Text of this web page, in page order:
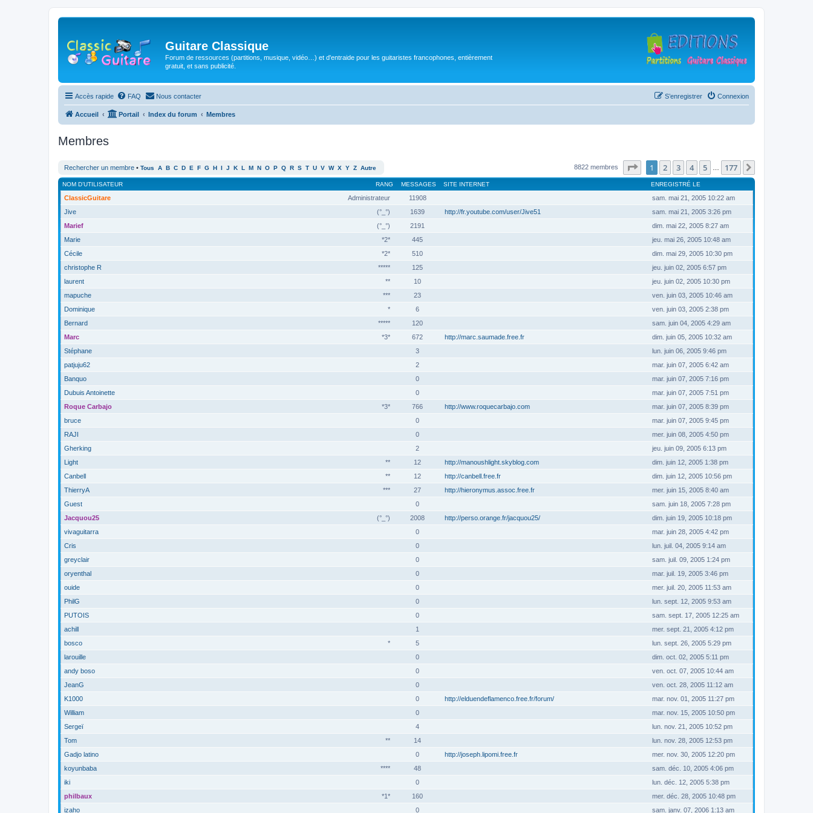
Guitare Classique
Forum de ressources (partitions, musique, vidéo…) et d'entraide pour les guitaristes francophones, entièrement
gratuit, et sans publicité.
Accès rapide FAQ Nous contacter Connexion
S’enregistrer
Accueil Portail Index du forum Membres
Membres
Rechercher un membre • Tous A B C D E F G H I J K L M N O P Q R S T U V W X Y Z Autre 8822 membres Page sur177
1 2 3 4 5 177
RANG
NOM D’UTILISATEUR MESSAGES SITE INTERNET ENREGISTRÉ LE
Administrateur
ClassicGuitare 11908
sam. mai 21, 2005 10:22 am
(°_°)
Jive 1639 http://fr.youtube.com/user/Jive51
sam. mai 21, 2005 3:26 pm
(°_°)
Marief 2191
dim. mai 22, 2005 8:27 am
*2*
Marie 445
jeu. mai 26, 2005 10:48 am
*2*
Cécile 510
dim. mai 29, 2005 10:30 pm
*****
christophe R 125
jeu. juin 02, 2005 6:57 pm
**
laurent 10
jeu. juin 02, 2005 10:30 pm
***
mapuche 23
ven. juin 03, 2005 10:46 am
*
Dominique 6
ven. juin 03, 2005 2:38 pm
*****
Bernard 120
sam. juin 04, 2005 4:29 am
*3*
Marc 672 http://marc.saumade.free.fr
dim. juin 05, 2005 10:32 am
Stéphane
3
lun. juin 06, 2005 9:46 pm
patjuju62
2
mar. juin 07, 2005 6:42 am
Banquo
0
mar. juin 07, 2005 7:16 pm
Dubuis Antoinette
0
mar. juin 07, 2005 7:51 pm
*3*
Roque Carbajo 766 http://www.roquecarbajo.com
mar. juin 07, 2005 8:39 pm
bruce
0
mar. juin 07, 2005 9:45 pm
RAJI
0
mer. juin 08, 2005 4:50 pm
Gherking
2
jeu. juin 09, 2005 6:13 pm
**
Light 12 http://manoushlight.skyblog.com
dim. juin 12, 2005 1:38 pm
**
Canbell 12 http://canbell.free.fr
dim. juin 12, 2005 10:56 pm
***
ThierryA 27 http://hieronymus.assoc.free.fr
mer. juin 15, 2005 8:40 am
Guest
0
sam. juin 18, 2005 7:28 pm
(°_°)
Jacquou25 2008 http://perso.orange.fr/jacquou25/
dim. juin 19, 2005 10:18 pm
vivaguitarra
0
mar. juin 28, 2005 4:42 pm
Cris
0
lun. juil. 04, 2005 9:14 am
greyclair
0
sam. juil. 09, 2005 1:24 pm
oryenthal
0
mar. juil. 19, 2005 3:46 pm
ouide
0
mer. juil. 20, 2005 11:53 am
PhilG
0
lun. sept. 12, 2005 9:53 am
PUTOIS
0
sam. sept. 17, 2005 12:25 am
achill
1
mer. sept. 21, 2005 4:12 pm
*
bosco 5
lun. sept. 26, 2005 5:29 pm
larouille
0
dim. oct. 02, 2005 5:11 pm
andy boso
0
ven. oct. 07, 2005 10:44 am
JeanG
0
ven. oct. 28, 2005 11:12 am
K1000
0 http://elduendeflamenco.free.fr/forum/
mar. nov. 01, 2005 11:27 pm
William
0
mar. nov. 15, 2005 10:50 pm
Sergeï
4
lun. nov. 21, 2005 10:52 pm
**
Tom 14
lun. nov. 28, 2005 12:53 pm
Gadjo latino
0 http://joseph.lipomi.free.fr
mer. nov. 30, 2005 12:20 pm
****
koyunbaba 48
sam. déc. 10, 2005 4:06 pm
iki
0
lun. déc. 12, 2005 5:38 pm
*1*
philbaux 160
mer. déc. 28, 2005 10:48 pm
izaho
0 sam. janv. 07, 2006 1:13 am